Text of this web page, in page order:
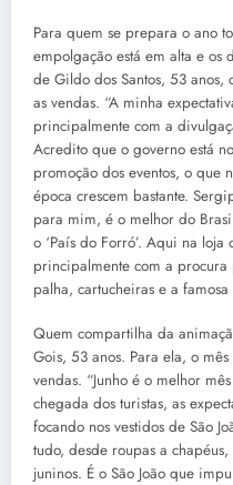
Para quem se prepara o ano
empolgação está em alta e os
de Gildo dos Santos, 53 anos,
as vendas. “A minha
principalmente com a
Acredito que o governo está
promoção dos eventos, o que
época crescem bastante.
para mim, é o melhor do
o ‘País do Forró’. Aqui na
principalmente com a procura
palha, cartucheiras e a
Quem compartilha da
Gois, 53 anos. Para ela, o
vendas. “Junho é o melhor
chegada dos turistas, as
focando nos vestidos de São
tudo, desde roupas a
juninos. É o São João que